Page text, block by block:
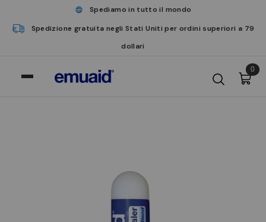
Spediamo in tutto il mondo
Spedizione gratuita negli Stati Uniti per ordini superiori a 79
dollari
0